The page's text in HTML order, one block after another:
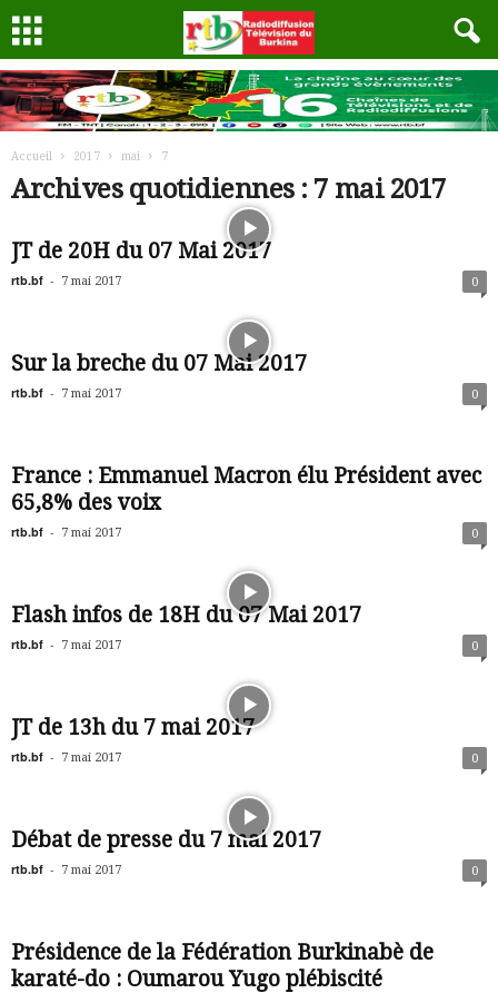
Accueil 2017 mai 7
Archives quotidiennes : 7 mai 2017
JT de 20H du 07 Mai 2017
rtb.bf - 7 mai 2017 0
Sur la breche du 07 Mai 2017
rtb.bf - 7 mai 2017 0
France : Emmanuel Macron élu Président avec
65,8% des voix
rtb.bf - 7 mai 2017 0
Flash infos de 18H du 07 Mai 2017
rtb.bf - 7 mai 2017 0
JT de 13h du 7 mai 2017
rtb.bf - 7 mai 2017 0
Débat de presse du 7 mai 2017
rtb.bf - 7 mai 2017 0
Présidence de la Fédération Burkinabè de
karaté-do : Oumarou Yugo plébiscité